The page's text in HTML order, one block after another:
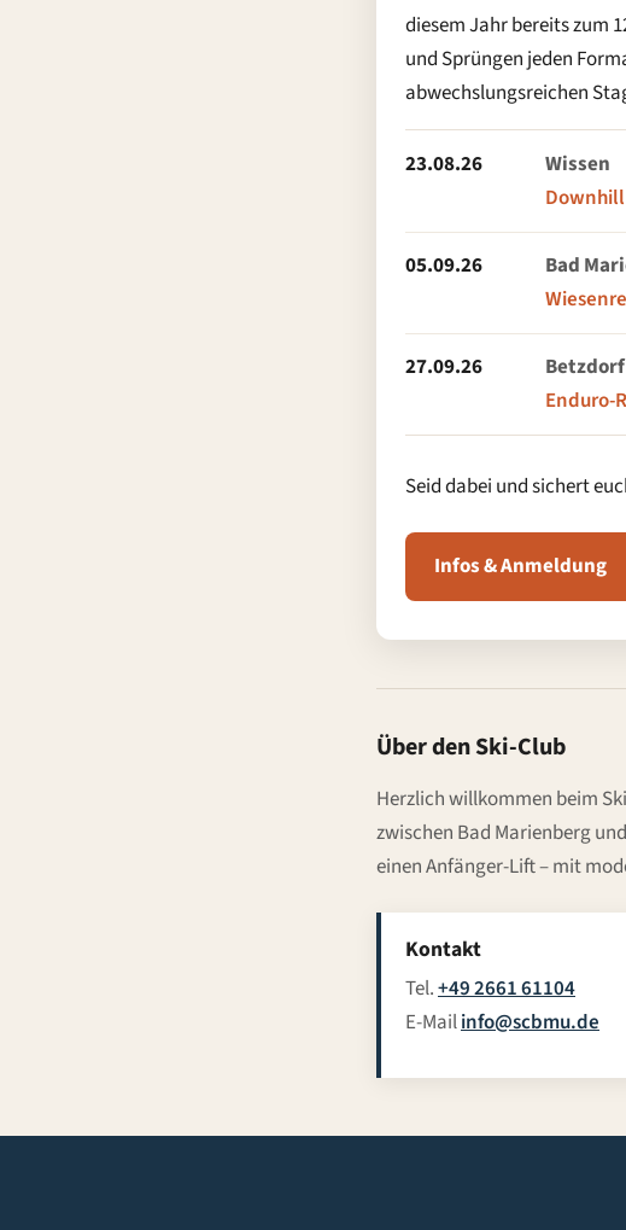
diesem Jahr bereits zum
und Sprüngen jeden
abwechslungsreichen
23.08.26
Wissen
05.09.26
Bad
27.09.26
Betzdorf
Enduro-
Seid dabei und sichert
Infos & Anmeldung
Über den Ski-Club
Herzlich willkommen beim
zwischen Bad Marienberg
einen Anfänger-Lift – mit
Kontakt
Tel.+49 2661 61104
E-Mailinfo@scbmu.de